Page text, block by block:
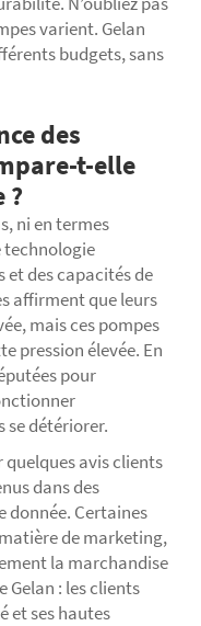
varient. Gelan
budgets, sans
des
t-elle
?
ni en termes
technologie
des capacités de
affirment que leurs
mais ces pompes
pression élevée. En
pour
se détériorer.
avis clients
dans des
donnée. Certaines
de marketing,
la marchandise
: les clients
et ses hautes